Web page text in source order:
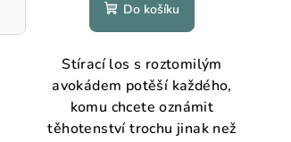
Do košíku
Stírací los s roztomilým
avokádem potěší každého,
komu chcete oznámit
těhotenství trochu jinak než